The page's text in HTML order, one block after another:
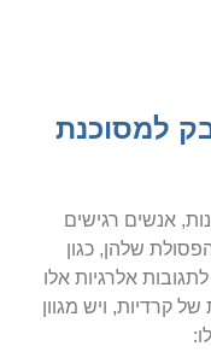
למסוכנת
אנשים רגישים
שלהן, כגון
אלרגיות אלו
קרדיות, ויש מגוון